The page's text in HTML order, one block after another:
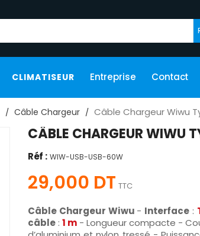
CLIMATISEUR Entreprise Contact
Câble Chargeur Câble Chargeur Wiwu
CÂBLE CHARGEUR WIWU
Réf : WIW-USB-USB-60W
29,000 DT TTC
Câble Chargeur Wiwu - Interface :
câble :1 m - Longueur compacte -